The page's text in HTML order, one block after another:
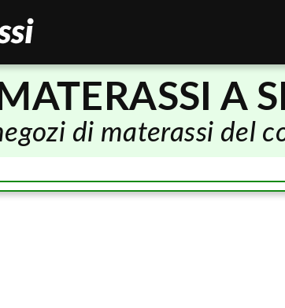
MATERASSI A
di materassi del